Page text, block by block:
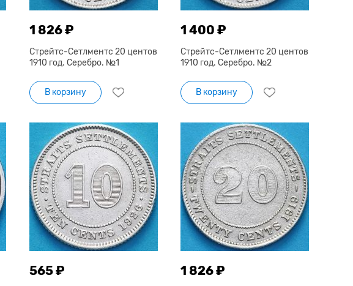
1 826 ₽
Стрейтс-Сетлментс 20 центов
1910 год. Серебро. №1
В корзину
1 400 ₽
Стрейтс-Сетлментс 20 центов
1910 год. Серебро. №2
В корзину
565 ₽ 1 826 ₽